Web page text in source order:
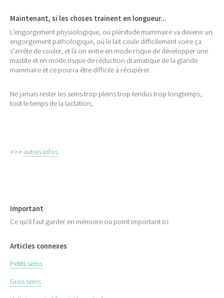
Maintenant, si les choses trainent en longueur...
L'engorgement physiologique, ou plénitude mammaire va devenir un
engorgement pathologique, où le lait coule difficilement voire ça
s'arrête de couler, et là on entre en mode risque de développer une
mastite et en mode risque de réduction dramatique de la glande
mammaire et ce pourra être difficile à récupérer.
Ne jamais rester les seins trop pleins trop tendus trop longtemps,
tout le temps de la lactation;
>>> autres infos
Important
Ce qu'il faut garder en mémoire ou point important ici
Articles connexes
Petits seins
Gros seins